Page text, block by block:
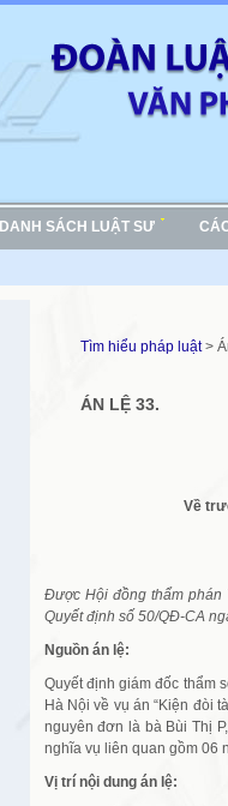
DANH SÁCH LUẬT SƯ
Tìm hiểu pháp luật>
ÁN LỆ 33.
Về
Được Hội đồng thẩm phán
Quyết định số 50/QĐ-CA
Nguồn án lệ:
Quyết định giám đốc thẩm
Hà Nội về vụ án “Kiện đòi
nguyên đơn là bà Bùi Thị
nghĩa vụ liên quan gồm 06
Vị trí nội dung án lệ: